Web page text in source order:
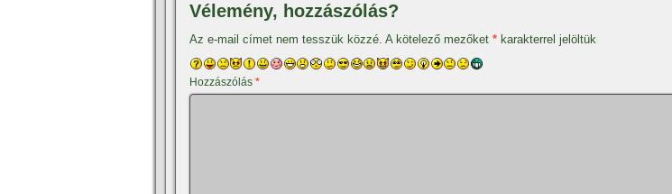
Vélemény, hozzászólás?
Az e-mail címet nem tesszük közzé. A kötelező mezőket * karakterrel jelöltük
Hozzászólás *